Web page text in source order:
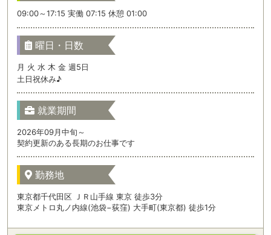
09:00～17:15 実働 07:15 休憩 01:00
曜日・日数
月 火 水 木 金 週5日
土日祝休み♪
就業期間
2026年09月中旬～
契約更新のある長期のお仕事です
勤務地
東京都千代田区 ＪＲ山手線 東京 徒歩3分
東京メトロ丸ノ内線(池袋−荻窪) 大手町(東京都) 徒歩1分